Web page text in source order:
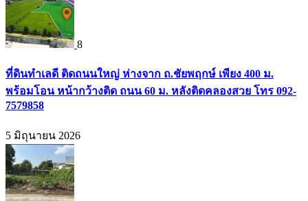
8
ที่ดินทำเลดี ติดถนนใหญ่ ห่างจาก ถ.ชัยพฤกษ์ เพียง 400 ม.
พร้อมโอน หน้ากว้างติด ถนน 60 ม. หลังติดคลองสวย โทร 092-
7579858
5 มิถุนายน 2026